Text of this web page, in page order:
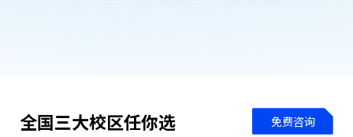
全国三大校区任你选 免费咨询